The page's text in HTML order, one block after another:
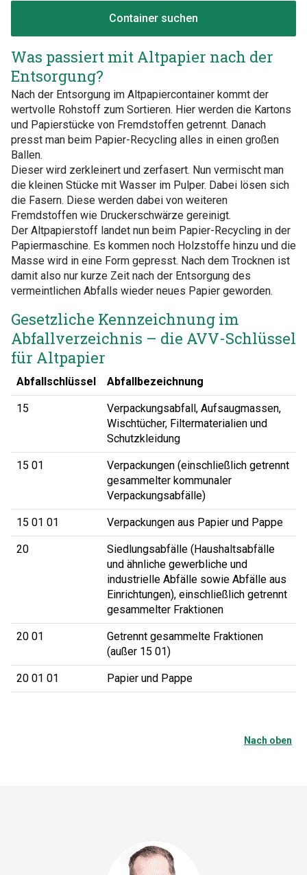
Container suchen
Was passiert mit Altpapier nach der
Entsorgung?
Nach der Entsorgung im Altpapiercontainer kommt der
wertvolle Rohstoff zum Sortieren. Hier werden die Kartons
und Papierstücke von Fremdstoffen getrennt. Danach
presst man beim Papier-Recycling alles in einen großen
Ballen.
Dieser wird zerkleinert und zerfasert. Nun vermischt man
die kleinen Stücke mit Wasser im Pulper. Dabei lösen sich
die Fasern. Diese werden dabei von weiteren
Fremdstoffen wie Druckerschwärze gereinigt.
Der Altpapierstoff landet nun beim Papier-Recycling in der
Papiermaschine. Es kommen noch Holzstoffe hinzu und die
Masse wird in eine Form gepresst. Nach dem Trocknen ist
damit also nur kurze Zeit nach der Entsorgung des
vermeintlichen Abfalls wieder neues Papier geworden.
Gesetzliche Kennzeichnung im
Abfallverzeichnis – die AVV-Schlüssel
für Altpapier
Abfallschlüssel Abfallbezeichnung
15
Verpackungsabfall, Aufsaugmassen,
Wischtücher, Filtermaterialien und
Schutzkleidung
15 01
Verpackungen (einschließlich getrennt
gesammelter kommunaler
Verpackungsabfälle)
15 01 01 Verpackungen aus Papier und Pappe
20
Siedlungsabfälle (Haushaltsabfälle
und ähnliche gewerbliche und
industrielle Abfälle sowie Abfälle aus
Einrichtungen), einschließlich getrennt
gesammelter Fraktionen
20 01
Getrennt gesammelte Fraktionen
(außer 15 01)
20 01 01 Papier und Pappe
Nach oben